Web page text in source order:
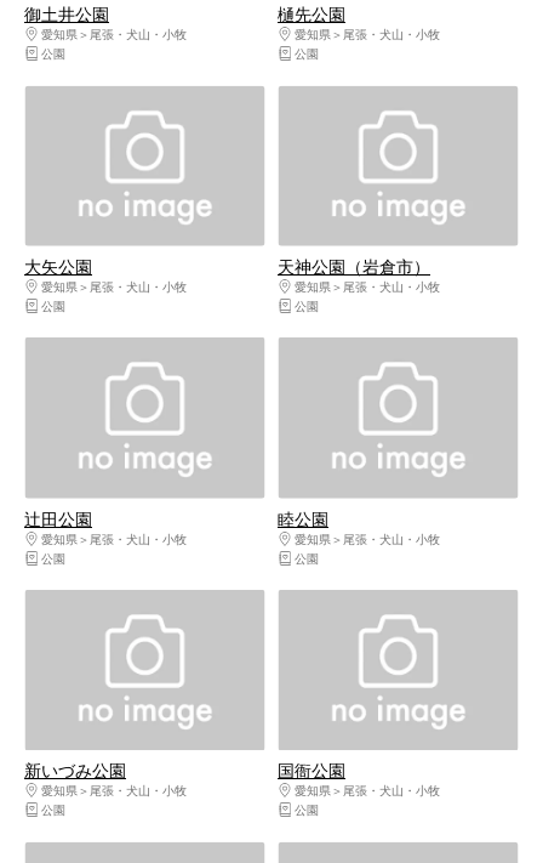
御土井公園
愛知県
尾張・犬山・小牧
公園
樋先公園
愛知県
尾張・犬山・小牧
公園
大矢公園
愛知県
尾張・犬山・小牧
公園
天神公園（岩倉市）
愛知県
尾張・犬山・小牧
公園
辻田公園
愛知県
尾張・犬山・小牧
公園
睦公園
愛知県
尾張・犬山・小牧
公園
新いづみ公園
愛知県
尾張・犬山・小牧
公園
国衙公園
愛知県
尾張・犬山・小牧
公園